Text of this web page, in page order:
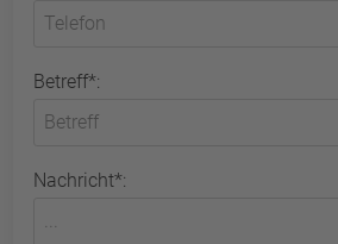
Betreff*:
Nachricht*: